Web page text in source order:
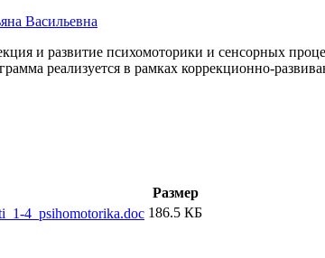
Васильевна
и развитие психомоторики и сенсорных
реализуется в рамках коррекционно-
Размер
4_psihomotorika.doc 186.5 КБ